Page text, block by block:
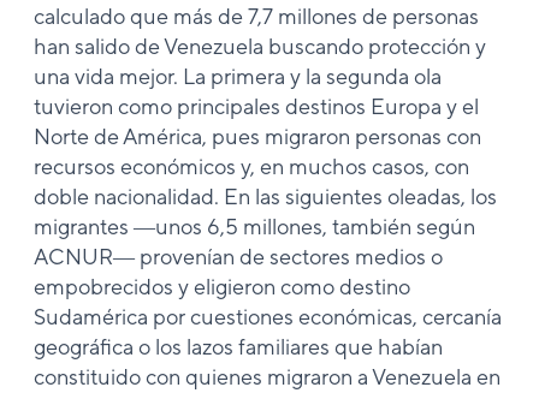
calculado que más de 7,7 millones de personas
han salido de Venezuela buscando protección y
una vida mejor. La primera y la segunda ola
tuvieron como principales destinos Europa y el
Norte de América, pues migraron personas con
recursos económicos y, en muchos casos, con
doble nacionalidad. En las siguientes oleadas, los
migrantes ―unos 6,5 millones, también según
ACNUR― provenían de sectores medios o
empobrecidos y eligieron como destino
Sudamérica por cuestiones económicas, cercanía
geográfica o los lazos familiares que habían
constituido con quienes migraron a Venezuela en